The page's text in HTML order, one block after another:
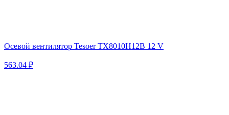
Осевой вентилятор Tesoer TX8010H12B 12 V
563.04 ₽